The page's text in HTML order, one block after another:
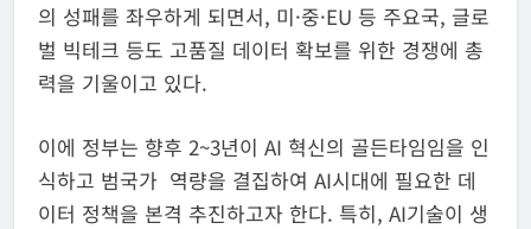
의 성패를 좌우하게 되면서, 미·중·EU 등 주요국, 글로
벌 빅테크 등도 고품질 데이터 확보를 위한 경쟁에 총
력을 기울이고 있다.
이에 정부는 향후 2~3년이 AI 혁신의 골든타임임을 인
식하고 범국가 역량을 결집하여 AI시대에 필요한 데
이터 정책을 본격 추진하고자 한다. 특히, AI기술이 생